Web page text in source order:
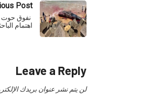
Post
نفوق حوت
اهتمام
Leave a Reply
لن يتم نشر عنوان بريدك